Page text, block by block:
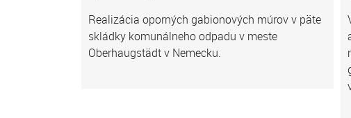
Realizácia oporných gabionových múrov v päte
skládky komunálneho odpadu v meste
Oberhaugstädt v Nemecku.